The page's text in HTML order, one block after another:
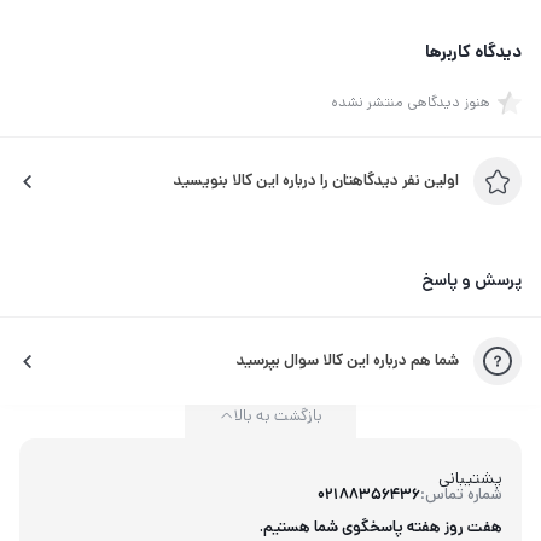
دیدگاه کاربرها
هنوز دیدگاهی منتشر نشده
اولین نفر دیدگاهتان را درباره این کالا بنویسید
پرسش و پاسخ
شما هم درباره این کالا سوال بپرسید
پشتیبانی
شماره تماس:02188356436
هفت روز هفته پاسخگوی شما هستیم.
بازگشت به بالا